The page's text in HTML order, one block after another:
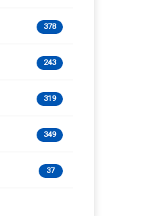
378
243
319
349
37